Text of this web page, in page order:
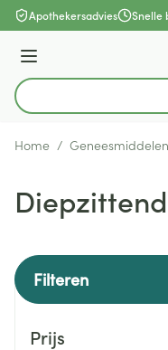
Ga naar de inhoud
Apothekersadvies Snelle
Menu
Product, merk,
Home / Geneesmiddelen
Filteren
Prijs